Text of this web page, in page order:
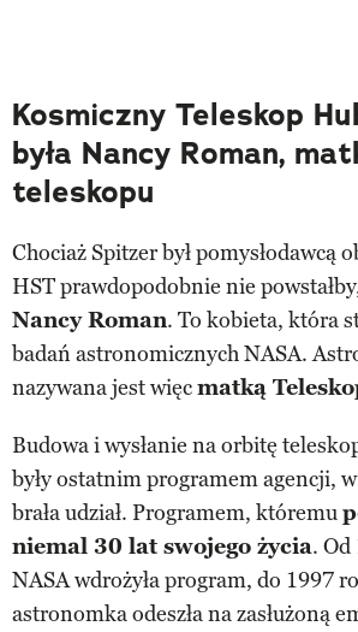
Kosmiczny Teleskop
była Nancy Roman,
teleskopu
Chociaż Spitzer był pomysłodawcą
HST prawdopodobnie nie
Nancy Roman. To kobieta, która
badań astronomicznych NASA.
nazywana jest więcmatką
Budowa i wysłanie na orbitę
były ostatnim programem agencji,
brała udział. Programem, któremu
niemal 30 lat swojego życia.
NASA wdrożyła program, do 1997
astronomka odeszła na zasłużoną